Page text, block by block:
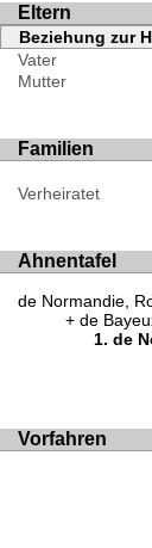
Eltern
Beziehung zur
Vater
Mutter
Familien
Verheiratet
Ahnentafel
de Normandie,
de
de
Vorfahren